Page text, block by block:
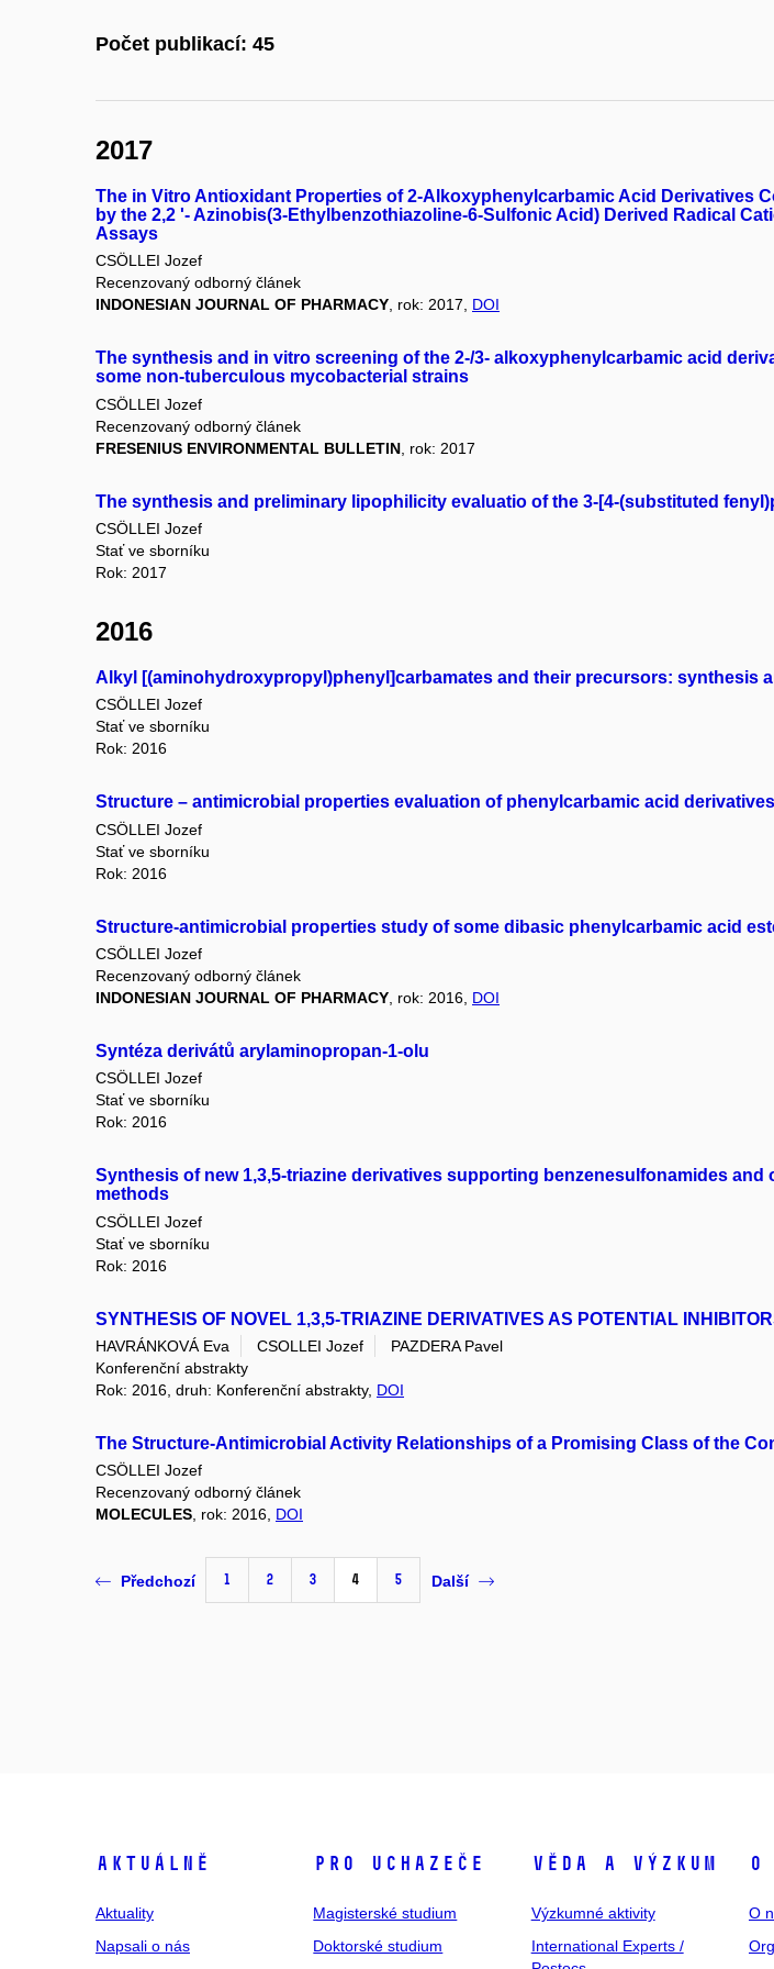
Počet publikací: 45
2017
The in Vitro Antioxidant Properties of 2-Alkoxyphenylcarbamic Acid Derivatives
by the 2,2 '- Azinobis(3-Ethylbenzothiazoline-6-Sulfonic Acid) Derived Radical
Assays
CSÖLLEI Jozef
Recenzovaný odborný článek
INDONESIAN JOURNAL OF PHARMACY, rok: 2017, DOI
The synthesis and in vitro screening of the 2-/3- alkoxyphenylcarbamic acid
some non-tuberculous mycobacterial strains
CSÖLLEI Jozef
Recenzovaný odborný článek
FRESENIUS ENVIRONMENTAL BULLETIN , rok: 2017
The synthesis and preliminary lipophilicity evaluatio of the 3-[4-(substituted
CSÖLLEI Jozef
Stať ve sborníku
Rok: 2017
2016
Alkyl [(aminohydroxypropyl)phenyl]carbamates and their precursors: synthesis
CSÖLLEI Jozef
Stať ve sborníku
Rok: 2016
Structure – antimicrobial properties evaluation of phenylcarbamic acid
CSÖLLEI Jozef
Stať ve sborníku
Rok: 2016
Structure-antimicrobial properties study of some dibasic phenylcarbamic acid
CSÖLLEI Jozef
Recenzovaný odborný článek
INDONESIAN JOURNAL OF PHARMACY , rok: 2016, DOI
Syntéza derivátů arylaminopropan-1-olu
CSÖLLEI Jozef
Stať ve sborníku
Rok: 2016
Synthesis of new 1,3,5-triazine derivatives supporting benzenesulfonamides
methods
CSÖLLEI Jozef
Stať ve sborníku
Rok: 2016
SYNTHESIS OF NOVEL 1,3,5-TRIAZINE DERIVATIVES AS POTENTIAL
HAVRÁNKOVÁ Eva CSOLLEI Jozef
PAZDERA Pavel
Konferenční abstrakty
Rok: 2016, druh: Konferenční abstrakty, DOI
The Structure-Antimicrobial Activity Relationships of a Promising Class of the
CSÖLLEI Jozef
Recenzovaný odborný článek
MOLECULES, rok: 2016, DOI
Předchozí 1 2 3 4 5 Další
Aktuálně
Aktuality
Napsali o nás
Pro uchazeče
Magisterské studium
Doktorské studium
Věda a výzkum
Výzkumné aktivity
International Experts /
O